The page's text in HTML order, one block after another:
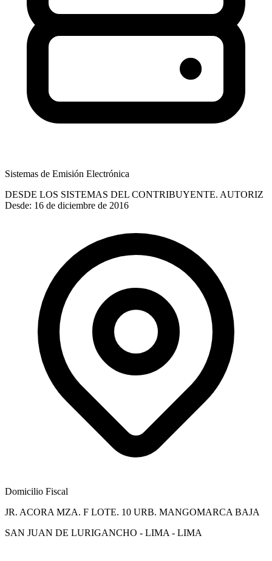
Sistemas de Emisión Electrónica
DESDE LOS SISTEMAS DEL CONTRIBUYENTE. AUTORIZ
Desde: 16 de diciembre de 2016
Domicilio Fiscal
JR. ACORA MZA. F LOTE. 10 URB. MANGOMARCA BAJA
SAN JUAN DE LURIGANCHO - LIMA - LIMA